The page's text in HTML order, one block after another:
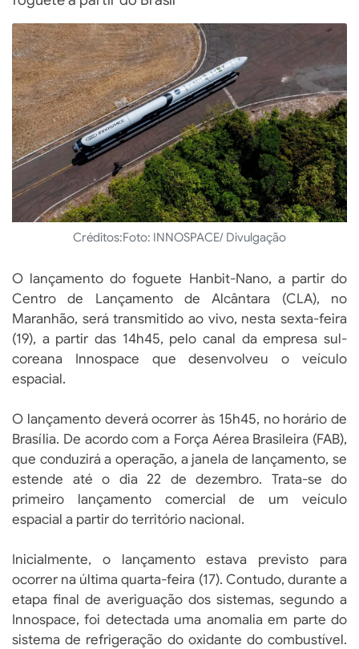
Créditos:Foto: INNOSPACE/ Divulgação
O lançamento do foguete Hanbit-Nano, a partir do
Centro de Lançamento de Alcântara (CLA), no
Maranhão, será transmitido ao vivo, nesta sexta-feira
(19), a partir das 14h45, pelo canal da empresa sul-
coreana Innospace que desenvolveu o veículo
espacial.
O lançamento deverá ocorrer às 15h45, no horário de
Brasília. De acordo com a Força Aérea Brasileira (FAB),
que conduzirá a operação, a janela de lançamento, se
estende até o dia 22 de dezembro. Trata-se do
primeiro lançamento comercial de um veículo
espacial a partir do território nacional.
Inicialmente, o lançamento estava previsto para
ocorrer na última quarta-feira (17). Contudo, durante a
etapa final de averiguação dos sistemas, segundo a
Innospace, foi detectada uma anomalia em parte do
sistema de refrigeração do oxidante do combustível.